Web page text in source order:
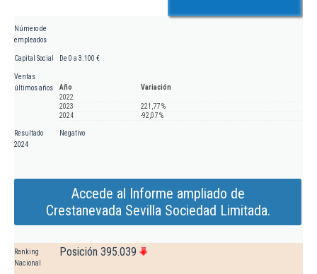
Número de
empleados
Capital Social De 0 a 3.100 €
Ventas
últimos años
Año
Variación
2022
2023
221,77 %
2024
-92,07 %
Resultado
2024
Negativo
Accede al Informe ampliado de
Crestanevada Sevilla Sociedad Limitada.
Ranking
Nacional
Posición 395.039